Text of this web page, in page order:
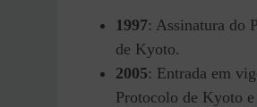
1997: Assinatura do
de Kyoto.
2005: Entrada em
Protocolo de Kyoto